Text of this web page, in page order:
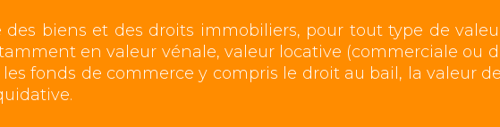
des biens et des droits immobiliers, pour tout type de
en valeur vénale, valeur locative (commerciale ou
fonds de commerce y compris le droit au bail, la valeur